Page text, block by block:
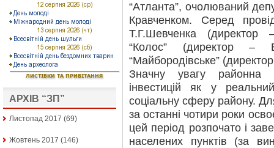
АРХІВ “ЗП”
Листопад 2017 (69)
Жовтень 2017 (146)
“Атланта”, очолюваний
Кравченком. Серед
Т.Г.Шевченка
“Колос” (директор –
“Майбородівське”
Значну увагу районна
інвестицій як у
соціальну сферу району.
за останні чотири роки
цей період розпочато і
населених пунктів (за